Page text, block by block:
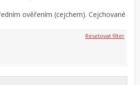
ověřením (cejchem). Cejchované
Resetovat filter